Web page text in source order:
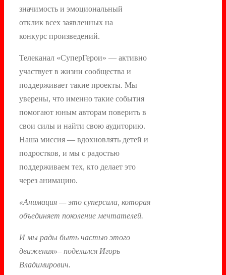
значимость и эмоциональный
отклик всех заявленных на
конкурс произведений.
Телеканал «СуперГерои» — активно
участвует в жизни сообщества и
поддерживает такие проекты. Мы
уверены, что именно такие события
помогают юным авторам поверить в
свои силы и найти свою аудиторию.
Наша миссия — вдохновлять детей и
подростков, и мы с радостью
поддерживаем тех, кто делает это
через анимацию.
«Анимация — это суперсила, которая
объединяет поколение мечтателей.
И мы рады быть частью этого
движения»– поделился Игорь
Владимирович.